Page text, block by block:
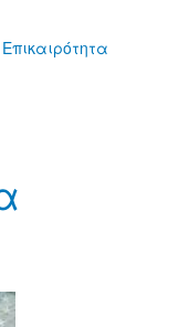
Επικαιρότητα